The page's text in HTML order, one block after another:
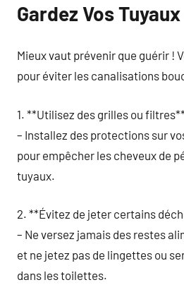
Gardez Vos
Mieux vaut prévenir que guérir !
pour éviter les canalisations
1. **Utilisez des grilles ou
– Installez des protections sur
pour empêcher les cheveux de
tuyaux.
2. **Évitez de jeter certains
– Ne versez jamais des restes
et ne jetez pas de lingettes ou
dans les toilettes.